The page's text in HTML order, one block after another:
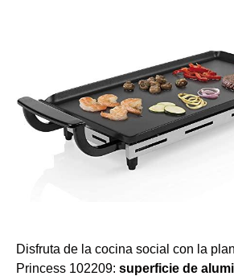
Disfruta de la cocina social con la
Princess 102209: superficie de